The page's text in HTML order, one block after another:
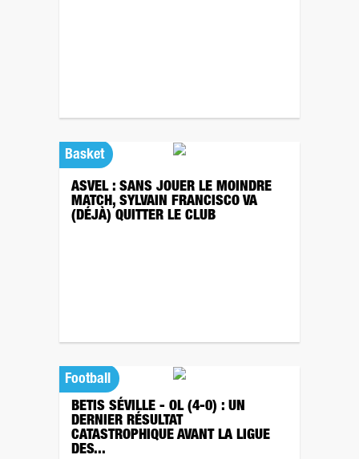
Basket
ASVEL : SANS JOUER LE MOINDRE
MATCH, SYLVAIN FRANCISCO VA
(DÉJÀ) QUITTER LE CLUB
Football
BETIS SÉVILLE - OL (4-0) : UN
DERNIER RÉSULTAT
CATASTROPHIQUE AVANT LA LIGUE
DES...